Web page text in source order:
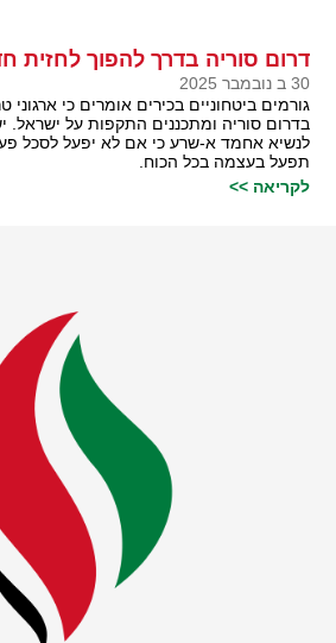
דרום סוריה בדרך להפוך לחזית
30 ב נובמבר 2025
גורמים ביטחוניים בכירים אומרים כי
בדרום סוריה ומתכננים התקפות על ישראל.
לנשיא אחמד א-שרע כי אם לא יפעל לסכל
תפעל בעצמה בכל הכוח.
לקריאה >>